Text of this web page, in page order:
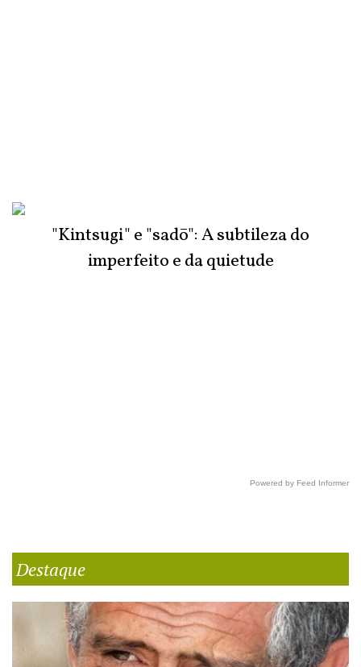
"Kintsugi" e "sadō": A subtileza do
imperfeito e da quietude
Powered by Feed Informer
Destaque